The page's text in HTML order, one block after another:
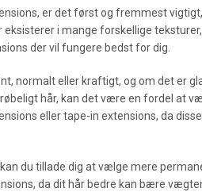
er det først og fremmest
eksisterer i mange forskellige
der vil fungere bedst for dig.
normalt eller kraftigt, og om det er
hår, kan det være en fordel at
eller tape-in extensions, da
du tillade dig at vælge mere
da dit hår bedre kan bære